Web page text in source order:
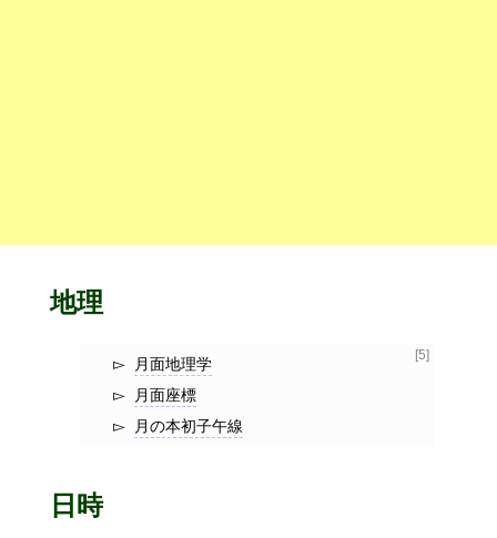
地理
[5]
月面地理学
月面座標
月の本初子午線
日時